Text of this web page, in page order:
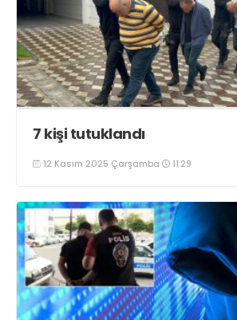
7 kişi tutuklandı
12 Kasım 2025 Çarşamba 11:29